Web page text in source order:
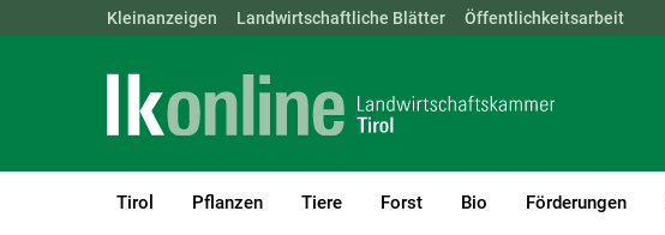
Landwirtschaftskammern: ÖSTERREICH BGLD KTN NÖ OÖ
Kleinanzeigen Landwirtschaftliche Blätter Öffentlichkeitsarbeit
Tirol Pflanzen Tiere Forst Bio Förderungen